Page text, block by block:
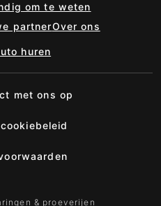
om te weten
partnerOver ons
huren
met ons op
& proeverijen